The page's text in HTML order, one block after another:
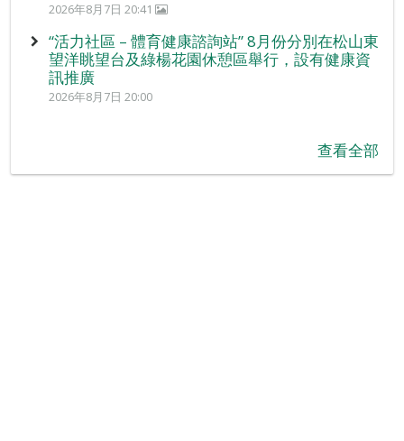
2026年8月7日 20:41
“活力社區 – 體育健康諮詢站” 8月份分別在松山東
望洋眺望台及綠楊花園休憩區舉行，設有健康資
訊推廣
2026年8月7日 20:00
查看全部